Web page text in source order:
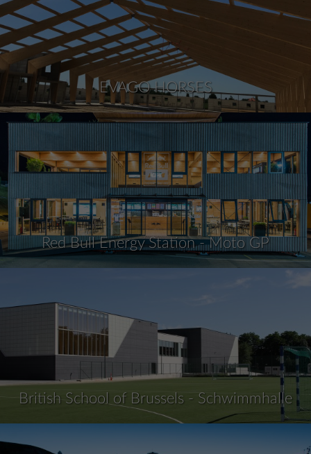
EVAGO HORSES
Red Bull Energy Station - Moto GP
British School of Brussels - Schwimmhalle